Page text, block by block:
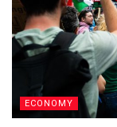
ECONOMY